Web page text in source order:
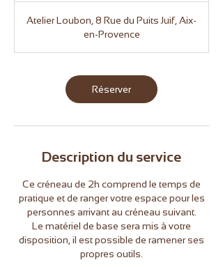
Atelier Loubon, 8 Rue du Puits Juif, Aix-
en-Provence
Réserver
Description du service
Ce créneau de 2h comprend le temps de
pratique et de ranger votre espace pour les
personnes arrivant au créneau suivant.
Le matériel de base sera mis à votre
disposition, il est possible de ramener ses
propres outils.